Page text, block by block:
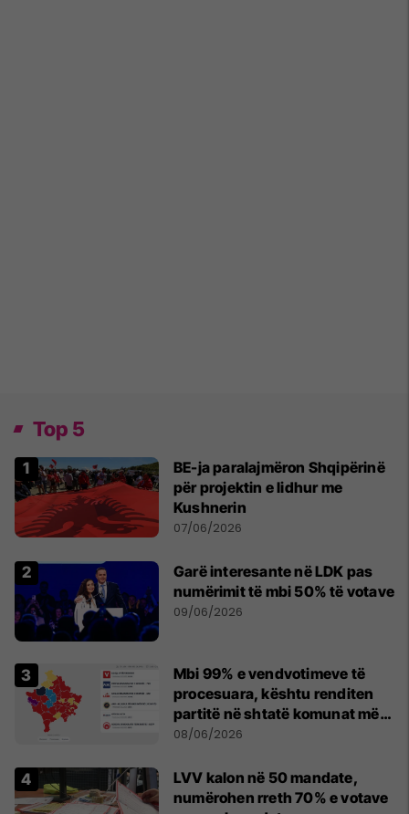
Top 5
BE-ja paralajmëron Shqipërinë
për projektin e lidhur me
Kushnerin
07/06/2026
Garë interesante në LDK pas
numërimit të mbi 50% të votave
09/06/2026
Mbi 99% e vendvotimeve të
procesuara, kështu renditen
partitë në shtatë komunat më
të mëdha
08/06/2026
LVV kalon në 50 mandate,
numërohen rreth 70% e votave